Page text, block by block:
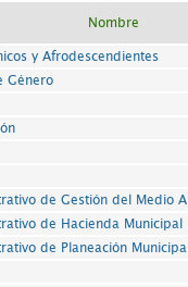
Nombre
y Afrodescendientes
Género
de Gestión del Medio
de Hacienda Municipal
de Planeación Municipal